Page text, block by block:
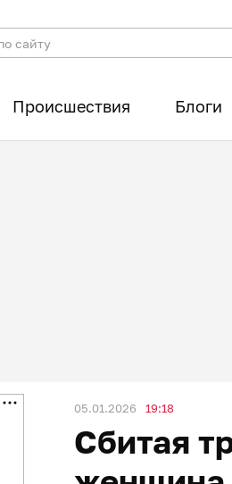
Происшествия Блоги
05.01.2026 19:18
Сбитая